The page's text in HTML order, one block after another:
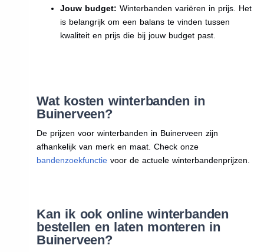
Jouw budget: Winterbanden variëren in prijs. Het
is belangrijk om een balans te vinden tussen
kwaliteit en prijs die bij jouw budget past.
Wat kosten winterbanden in
Buinerveen?
De prijzen voor winterbanden in Buinerveen zijn
afhankelijk van merk en maat. Check onze
bandenzoekfunctievoor de actuele winterbandenprijzen.
Kan ik ook online winterbanden
bestellen en laten monteren in
Buinerveen?